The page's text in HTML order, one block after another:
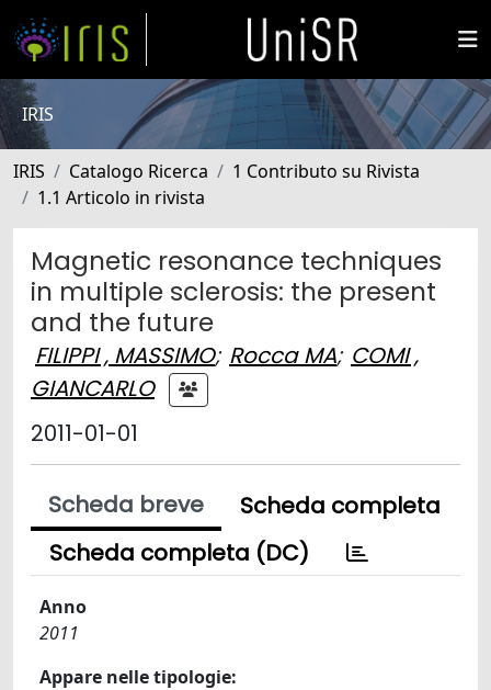
IRIS
IRIS Catalogo Ricerca
1 Contributo su Rivista
1.1 Articolo in rivista
Magnetic resonance techniques
in multiple sclerosis: the present
and the future
FILIPPI , MASSIMO; Rocca MA; COMI ,
GIANCARLO
2011-01-01
Scheda breve
Scheda completa
Scheda completa (DC)
Anno
2011
Appare nelle tipologie: